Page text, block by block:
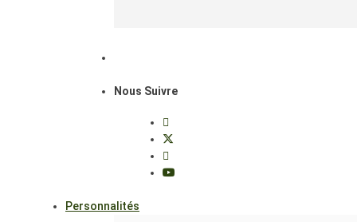
Nous Suivre
Personnalités